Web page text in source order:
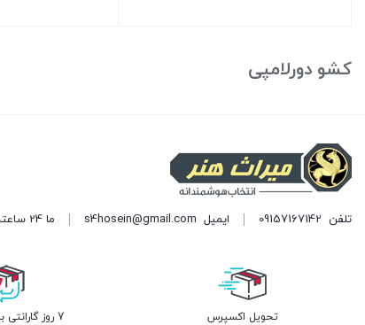
تومان150.000.
کشو دورلامپی
تلفن 09157167142 ایمیل s4hosein@gmail.com ما 24 ساعته 7 روز هفته پاسخگوی شما هستیم. (برای ویرایش این متن به پیکربندی پوسته > تب برچسب‌ها مراجعه نمایید.)
تحویل اکسپرس 7 روز گارانتی بازگشت وجه